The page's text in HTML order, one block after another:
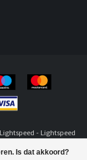
Is dat akkoord?
Lightspeed - Lightspeed